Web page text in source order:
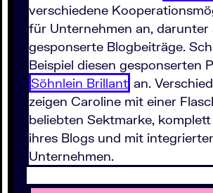
verschiedene
für Unternehmen an, darunter
gesponserte Blogbeiträge.
Beispiel diesen gesponserten
Söhnlein Brillant an.
zeigen Caroline mit einer
beliebten Sektmarke,
ihres Blogs und mit
Unternehmen.